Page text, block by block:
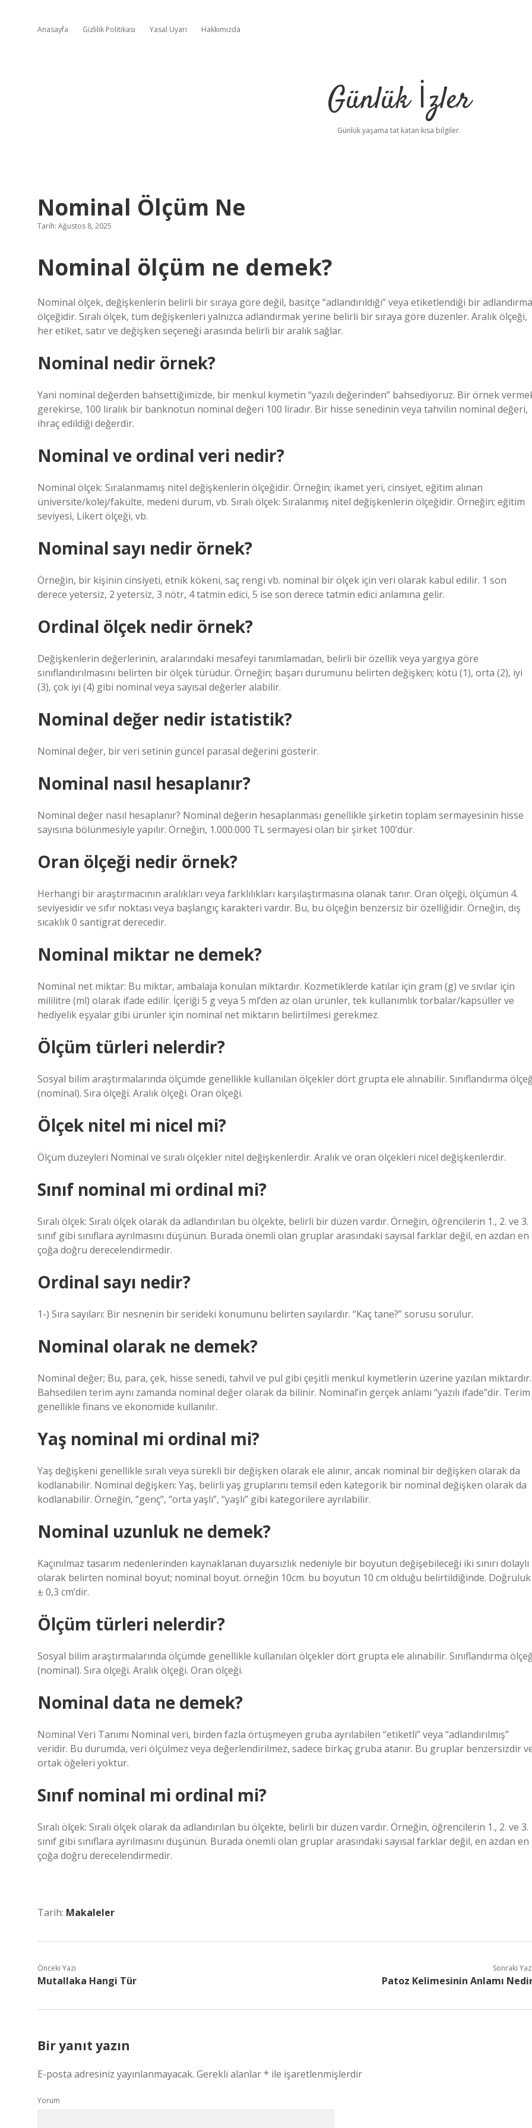
Anasayfa Gizlilik Politikası Yasal Uyarı Hakkımızda
Günlük İzler
Günlük yaşama tat katan kısa bilgiler.
Nominal Ölçüm Ne
Tarih: Ağustos 8, 2025
Nominal ölçüm ne demek?
Nominal ölçek, değişkenlerin belirli bir sıraya göre değil, basitçe “adlandırıldığı” veya etiketlendiği bir adlandırma
ölçeğidir. Sıralı ölçek, tüm değişkenleri yalnızca adlandırmak yerine belirli bir sıraya göre düzenler. Aralık ölçeği,
her etiket, satır ve değişken seçeneği arasında belirli bir aralık sağlar.
Nominal nedir örnek?
Yani nominal değerden bahsettiğimizde, bir menkul kıymetin “yazılı değerinden” bahsediyoruz. Bir örnek
gerekirse, 100 liralık bir banknotun nominal değeri 100 liradır. Bir hisse senedinin veya tahvilin nominal değeri,
ihraç edildiği değerdir.
Nominal ve ordinal veri nedir?
Nominal ölçek: Sıralanmamış nitel değişkenlerin ölçeğidir. Örneğin; ikamet yeri, cinsiyet, eğitim alınan
üniversite/kolej/fakülte, medeni durum, vb. Sıralı ölçek: Sıralanmış nitel değişkenlerin ölçeğidir. Örneğin; eğitim
seviyesi, Likert ölçeği, vb.
Nominal sayı nedir örnek?
Örneğin, bir kişinin cinsiyeti, etnik kökeni, saç rengi vb. nominal bir ölçek için veri olarak kabul edilir. 1 son
derece yetersiz, 2 yetersiz, 3 nötr, 4 tatmin edici, 5 ise son derece tatmin edici anlamına gelir.
Ordinal ölçek nedir örnek?
Değişkenlerin değerlerinin, aralarındaki mesafeyi tanımlamadan, belirli bir özellik veya yargıya göre
sınıflandırılmasını belirten bir ölçek türüdür. Örneğin; başarı durumunu belirten değişken; kötü (1), orta (2), iyi
(3), çok iyi (4) gibi nominal veya sayısal değerler alabilir.
Nominal değer nedir istatistik?
Nominal değer, bir veri setinin güncel parasal değerini gösterir.
Nominal nasıl hesaplanır?
Nominal değer nasıl hesaplanır? Nominal değerin hesaplanması genellikle şirketin toplam sermayesinin hisse
sayısına bölünmesiyle yapılır. Örneğin, 1.000.000 TL sermayesi olan bir şirket 100’dür.
Oran ölçeği nedir örnek?
Herhangi bir araştırmacının aralıkları veya farklılıkları karşılaştırmasına olanak tanır. Oran ölçeği, ölçümün 4.
seviyesidir ve sıfır noktası veya başlangıç ​​karakteri vardır. Bu, bu ölçeğin benzersiz bir özelliğidir. Örneğin, dış
sıcaklık 0 santigrat derecedir.
Nominal miktar ne demek?
Nominal net miktar: Bu miktar, ambalaja konulan miktardır. Kozmetiklerde katılar için gram (g) ve sıvılar için
mililitre (ml) olarak ifade edilir. İçeriği 5 g veya 5 ml’den az olan ürünler, tek kullanımlık torbalar/kapsüller ve
hediyelik eşyalar gibi ürünler için nominal net miktarın belirtilmesi gerekmez.
Ölçüm türleri nelerdir?
Sosyal bilim araştırmalarında ölçümde genellikle kullanılan ölçekler dört grupta ele alınabilir. Sınıflandırma
(nominal). Sıra ölçeği. Aralık ölçeği. Oran ölçeği.
Ölçek nitel mi nicel mi?
Ölçüm düzeyleri Nominal ve sıralı ölçekler nitel değişkenlerdir. Aralık ve oran ölçekleri nicel değişkenlerdir.
Sınıf nominal mi ordinal mi?
Sıralı ölçek: Sıralı ölçek olarak da adlandırılan bu ölçekte, belirli bir düzen vardır. Örneğin, öğrencilerin 1., 2. ve 3.
sınıf gibi sınıflara ayrılmasını düşünün. Burada önemli olan gruplar arasındaki sayısal farklar değil, en azdan en
çoğa doğru derecelendirmedir.
Ordinal sayı nedir?
1-) Sıra sayıları: Bir nesnenin bir serideki konumunu belirten sayılardır. “Kaç tane?” sorusu sorulur.
Nominal olarak ne demek?
Nominal değer; Bu, para, çek, hisse senedi, tahvil ve pul gibi çeşitli menkul kıymetlerin üzerine yazılan miktardır.
Bahsedilen terim aynı zamanda nominal değer olarak da bilinir. Nominal’in gerçek anlamı “yazılı ifade”dir. Terim
genellikle finans ve ekonomide kullanılır.
Yaş nominal mi ordinal mi?
Yaş değişkeni genellikle sıralı veya sürekli bir değişken olarak ele alınır, ancak nominal bir değişken olarak da
kodlanabilir. Nominal değişken: Yaş, belirli yaş gruplarını temsil eden kategorik bir nominal değişken olarak da
kodlanabilir. Örneğin, “genç”, “orta yaşlı”, “yaşlı” gibi kategorilere ayrılabilir.
Nominal uzunluk ne demek?
Kaçınılmaz tasarım nedenlerinden kaynaklanan duyarsızlık nedeniyle bir boyutun değişebileceği iki sınırı dolaylı
olarak belirten nominal boyut; nominal boyut. örneğin 10cm. bu boyutun 10 cm olduğu belirtildiğinde. Doğruluk
± 0,3 cm’dir.
Ölçüm türleri nelerdir?
Sosyal bilim araştırmalarında ölçümde genellikle kullanılan ölçekler dört grupta ele alınabilir. Sınıflandırma
(nominal). Sıra ölçeği. Aralık ölçeği. Oran ölçeği.
Nominal data ne demek?
Nominal Veri Tanımı Nominal veri, birden fazla örtüşmeyen gruba ayrılabilen “etiketli” veya “adlandırılmış”
veridir. Bu durumda, veri ölçülmez veya değerlendirilmez, sadece birkaç gruba atanır. Bu gruplar benzersizdir
ortak öğeleri yoktur.
Sınıf nominal mi ordinal mi?
Sıralı ölçek: Sıralı ölçek olarak da adlandırılan bu ölçekte, belirli bir düzen vardır. Örneğin, öğrencilerin 1., 2. ve 3.
sınıf gibi sınıflara ayrılmasını düşünün. Burada önemli olan gruplar arasındaki sayısal farklar değil, en azdan en
çoğa doğru derecelendirmedir.
Tarih: Makaleler
Önceki Yazı
Mutallaka Hangi Tür
Sonraki
Patoz Kelimesinin Anlamı
Bir yanıt yazın
E-posta adresiniz yayınlanmayacak. Gerekli alanlar* ile işaretlenmişlerdir
Yorum